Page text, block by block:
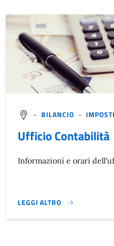
- BILANCIO -
Ufficio Contabilità
Informazioni e orari
LEGGI ALTRO
}